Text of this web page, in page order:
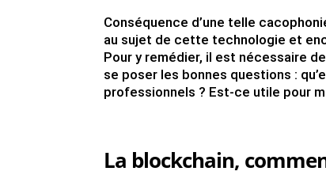
Conséquence d’une telle
au sujet de cette technologie et
Pour y remédier, il est nécessaire
se poser les bonnes questions :
professionnels ? Est-ce utile pour
La blockchain,